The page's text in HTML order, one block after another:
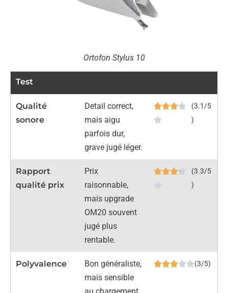
Ortofon Stylus 10
Test
Qualité
sonore
Detail correct,
mais aigu
parfois dur,
grave jugé léger.
(3.1/5
)
Rapport
qualité prix
Prix
raisonnable,
mais upgrade
OM20 souvent
jugé plus
rentable.
(3.3/5
)
Polyvalence
Bon généraliste,
mais sensible
(3/5)